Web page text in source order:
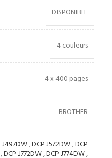
DISPONIBLE
4 couleurs
4 x 400 pages
BROTHER
J497DW,DCP J572DW,DCP
,DCP J772DW,DCP J774DW,